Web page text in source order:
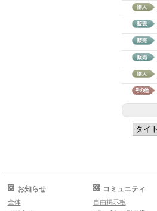
お知らせ
全体
コミュニティ
自由掲示板